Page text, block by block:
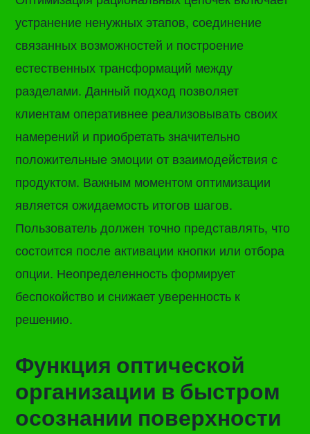
устранение ненужных этапов, соединение
связанных возможностей и построение
естественных трансформаций между
разделами. Данный подход позволяет
клиентам оперативнее реализовывать своих
намерений и приобретать значительно
положительные эмоции от взаимодействия с
продуктом. Важным моментом оптимизации
является ожидаемость итогов шагов.
Пользователь должен точно представлять, что
состоится после активации кнопки или отбора
опции. Неопределенность формирует
беспокойство и снижает уверенность к
решению.
Функция оптической
организации в быстром
осознании поверхности